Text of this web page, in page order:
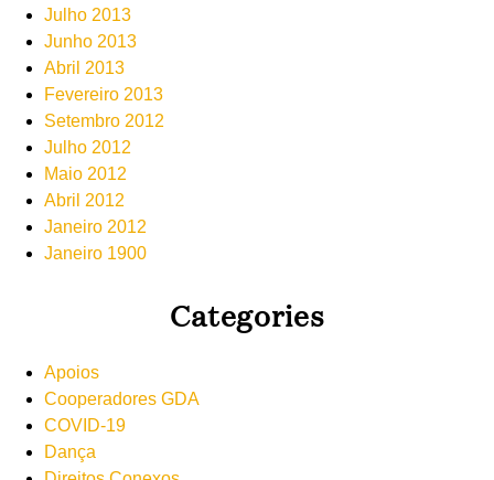
Julho 2013
Junho 2013
Abril 2013
Fevereiro 2013
Setembro 2012
Julho 2012
Maio 2012
Abril 2012
Janeiro 2012
Janeiro 1900
Categories
Apoios
Cooperadores GDA
COVID-19
Dança